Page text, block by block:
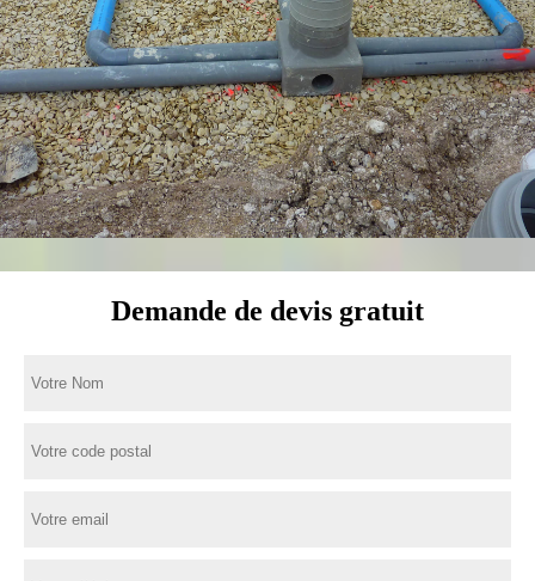
Demande de devis gratuit